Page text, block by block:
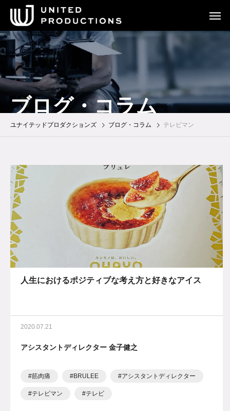
ブログ・コラム
ユナイテッドプロダクションズ ブログ・コラム テレビマン
人生におけるポジティブな考え方と好きなアイス
2020.07.21
アシスタントディレクター 金子健之
筋肉痛 BRULEE アシスタントディレクター
テレビマン テレビ